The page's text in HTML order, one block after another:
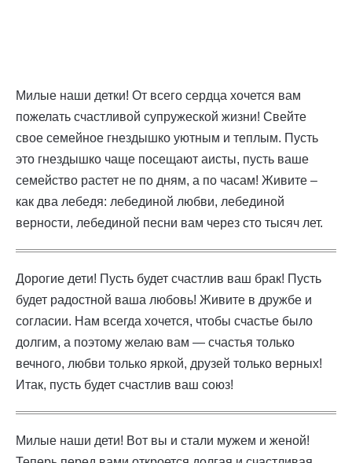
Милые наши детки! От всего сердца хочется вам
пожелать счастливой супружеской жизни! Свейте
свое семейное гнездышко уютным и теплым. Пусть
это гнездышко чаще посещают аисты, пусть ваше
семейство растет не по дням, а по часам! Живите –
как два лебедя: лебединой любви, лебединой
верности, лебединой песни вам через сто тысяч лет.
Дорогие дети! Пусть будет счастлив ваш брак! Пусть
будет радостной ваша любовь! Живите в дружбе и
согласии. Нам всегда хочется, чтобы счастье было
долгим, а поэтому желаю вам — счастья только
вечного, любви только яркой, друзей только верных!
Итак, пусть будет счастлив ваш союз!
Милые наши дети! Вот вы и стали мужем и женой!